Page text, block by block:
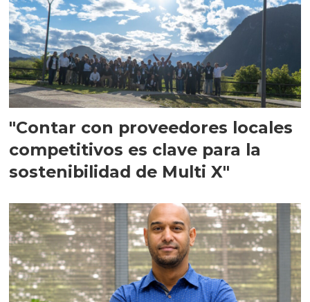
"Contar con proveedores locales
competitivos es clave para la
sostenibilidad de Multi X"